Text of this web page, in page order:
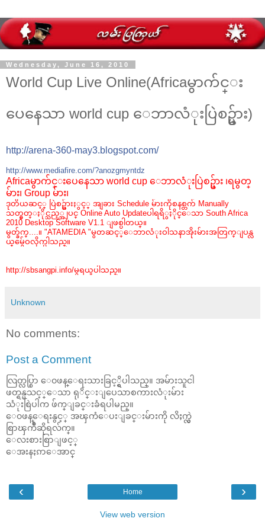
Wednesday, June 16, 2010
World Cup Live Online(Africaမွာက်င္း
ပေနေသာ world cup ေဘာလံုးပြဲစဥ္မ်ား)
http://arena-360-may3.blogspot.com/
http://www.mediafire.com/?anozgmyntdz
Africaမွာက်င္းပေနေသာ world cup ေဘာလံုးပြဲစဥ္မ်ား ၊ရမွတ္
မ်ား၊ Group မ်ား၊
ဒုတိယဆင့္ ပြဲစဥ္မ်ားႏွင့္ အျခား Schedule မ်ားကိုစနစ္တက် Manually
သတ္မွတ္ႏိုင္သည့္အျပင္ Online Auto Updateပါရရိွႏိုင္ေသာ South Africa
2010 Desktop Software V1.1 ျဖစ္ပါတယ္။
မွတ္ခ်က္....။ "ATAMEDIA "မွတဆင့္ေဘာလံုးဝါသနာအိုးမ်ားအတြက္ျပန္လ
ယ္မွ်ေဝလိုက္ပါသည္။
http://sbsangpi.info/မွရယူပါသည္။
Unknown
No comments:
Post a Comment
လြတ္လပ္စြာ ေ၀ဖန္ေရးသားခြင့္ရွိပါသည္။ အမ်ားသူငါ
ဖတ္ရန္မသင့္ေသာ ရုိင္းျပေသာစကားလံုးမ်ား
သံုးစြဲပါက ဖ်က္ျခင္းခံရပါမည္။
ေ၀ဖန္ေရးနွင့္ အၾကံေပးျခင္းမ်ားကို လိႈက္လွဲ
စြာၾကိဳဆိုရလ်က္။
ေလးစားစြာျဖင့္
ေအးနႏၵာေအာင္
‹ ›
Home
View web version